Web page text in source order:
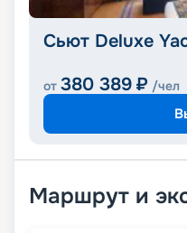
Сьют Deluxe
от 380 389 ₽ /чел
Маршрут и